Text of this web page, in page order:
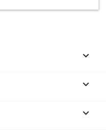


